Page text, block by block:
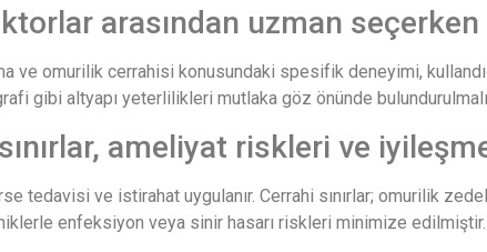
arasından uzman
ve omurilik cerrahisi konusundaki spesifik deneyimi,
gibi altyapı yeterlilikleri mutlaka göz önünde
ameliyat riskleri ve
tedavisi ve istirahat uygulanır. Cerrahi sınırlar; omurilik
enfeksiyon veya sinir hasarı riskleri minimize